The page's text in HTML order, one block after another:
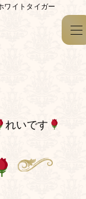
ワイトタイガー
れいです